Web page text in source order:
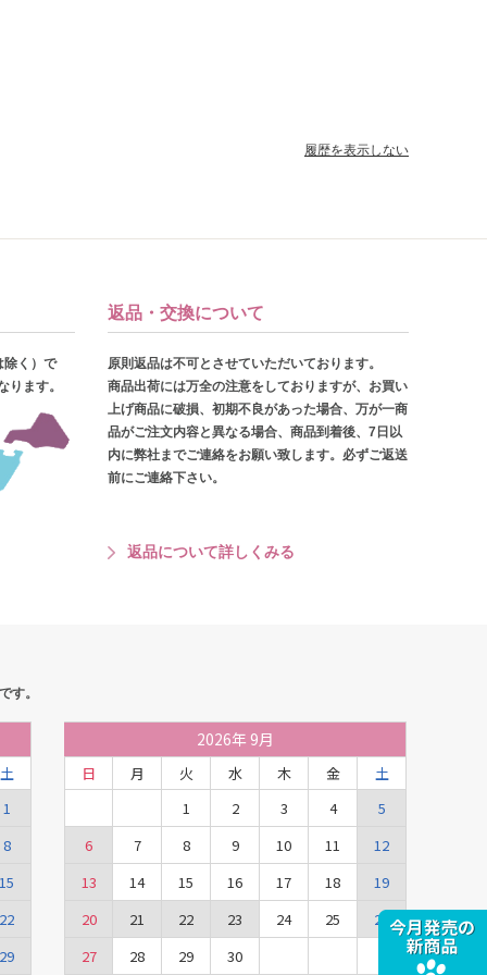
履歴を表示しない
除く）で
ります。
返品・交換について
原則返品は不可とさせていただいております。
商品出荷には万全の注意をしておりますが、お買い
上げ商品に破損、初期不良があった場合、万が一商
品がご注文内容と異なる場合、商品到着後、7日以
内に弊社までご連絡をお願い致します。必ずご返送
前にご連絡下さい。
返品について詳しくみる
す。
土
1
8
15
22
29
2026年 9月
日 月 火 水 木 金
土
1
2 3 4
5
6
7 8 9 10 11
12
13
14 15 16 17 18
19
20
21 22 23 24 25
26
27
28 29 30